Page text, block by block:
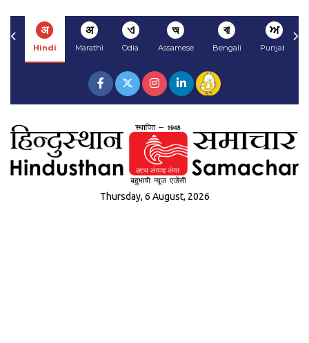
अ
Hindi
अ
Marathi
ଏ
Odia
অ
Assamese
বা
Bengali
ਅ
Punjabi
Thursday, 6 August, 2026